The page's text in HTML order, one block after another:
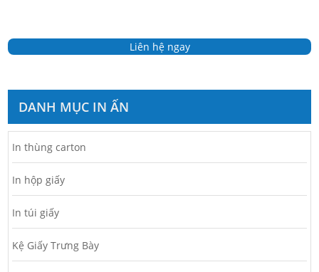
Liên hệ ngay
DANH MỤC IN ẤN
In thùng carton
In hộp giấy
In túi giấy
Kệ Giấy Trưng Bày